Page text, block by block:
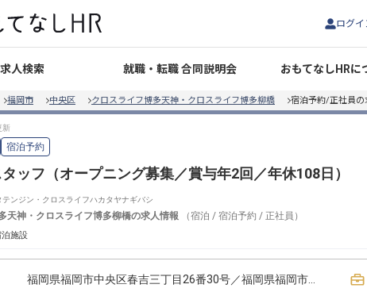
ログイ
求人検索 就職・転職 合同説明会 おもてなしHRに
福岡市 中央区 クロスライフ博多天神・クロスライフ博多柳橋 宿泊予約/正社員の
宿泊予約
ッフ（オープニング募集／賞与年2回／年休108日）
ンジン・クロスライフハカタヤナギバシ
天神・クロスライフ博多柳橋の求人情報 （宿泊 / 宿泊予約 / 正社員 ）
泊施設